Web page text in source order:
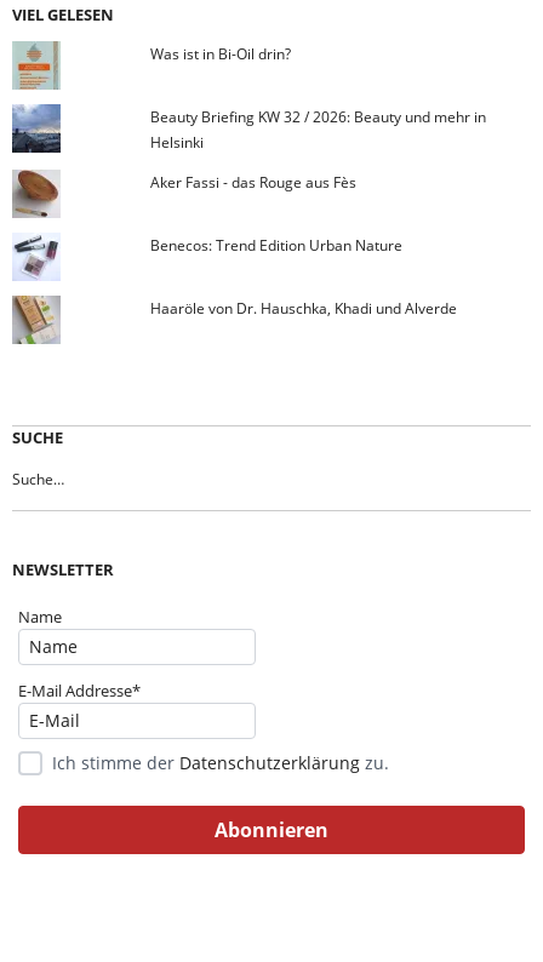
VIEL GELESEN
Was ist in Bi-Oil drin?
Beauty Briefing KW 32 / 2026: Beauty und mehr in
Helsinki
Aker Fassi - das Rouge aus Fès
Benecos: Trend Edition Urban Nature
Haaröle von Dr. Hauschka, Khadi und Alverde
SUCHE
NEWSLETTER
Name
E-Mail Addresse*
Ich stimme der Datenschutzerklärung zu.